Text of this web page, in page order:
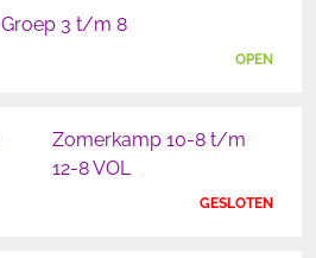
Groep 3 t/m 8
OPEN
Zomerkamp 10-8 t/m
12-8 VOL
GESLOTEN